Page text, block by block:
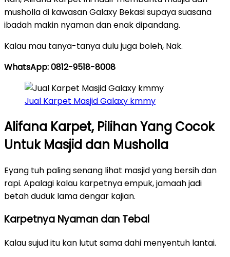
musholla di kawasan Galaxy Bekasi supaya suasana
ibadah makin nyaman dan enak dipandang.
Kalau mau tanya-tanya dulu juga boleh, Nak.
WhatsApp: 0812-9518-8008
Jual Karpet Masjid Galaxy kmmy
Alifana Karpet, Pilihan Yang Cocok
Untuk Masjid dan Musholla
Eyang tuh paling senang lihat masjid yang bersih dan
rapi. Apalagi kalau karpetnya empuk, jamaah jadi
betah duduk lama dengar kajian.
Karpetnya Nyaman dan Tebal
Kalau sujud itu kan lutut sama dahi menyentuh lantai.